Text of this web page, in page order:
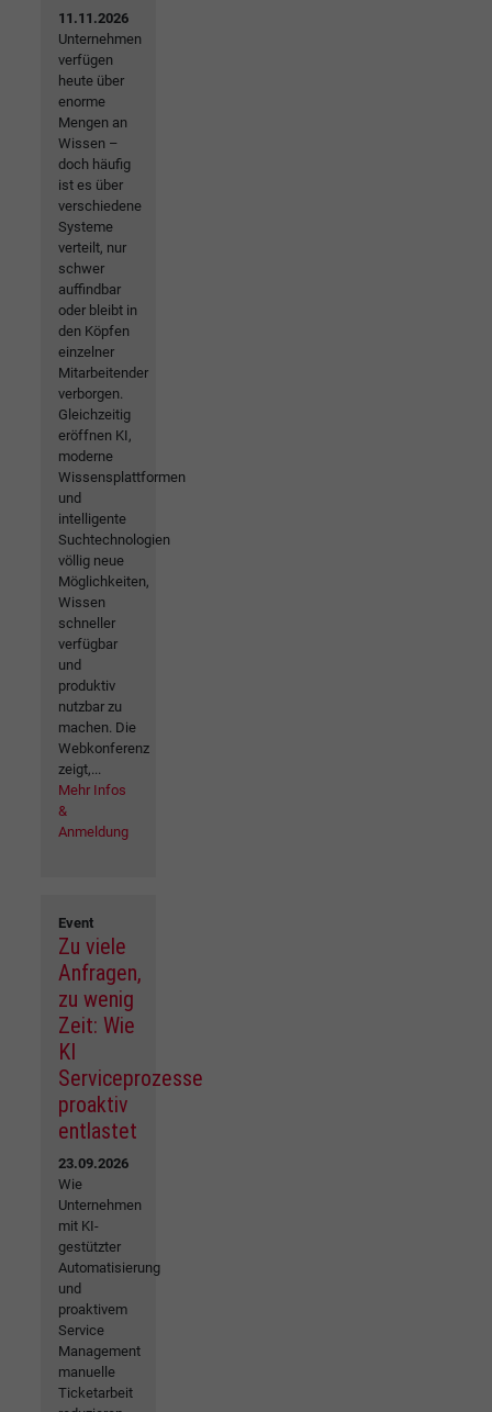
11.11.2026
Unternehmen
verfügen
heute über
enorme
Mengen an
Wissen –
doch häufig
ist es über
verschiedene
Systeme
verteilt, nur
schwer
auffindbar
oder bleibt in
den Köpfen
einzelner
Mitarbeitender
verborgen.
Gleichzeitig
eröffnen KI,
moderne
Wissensplattformen
und
intelligente
Suchtechnologien
völlig neue
Möglichkeiten,
Wissen
schneller
verfügbar
und
produktiv
nutzbar zu
machen. Die
Webkonferenz
zeigt,...
Mehr Infos
&
Anmeldung
Event
Zu viele
Anfragen,
zu wenig
Zeit: Wie
KI
Serviceprozesse
proaktiv
entlastet
23.09.2026
Wie
Unternehmen
mit KI-
gestützter
Automatisierung
und
proaktivem
Service
Management
manuelle
Ticketarbeit